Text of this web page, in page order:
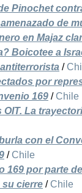
Pinochet
de
en Majaz
Boicotee a
/
por
169 / Chile
La
con el
/ Chile
169 por parte
su cierre / Chile